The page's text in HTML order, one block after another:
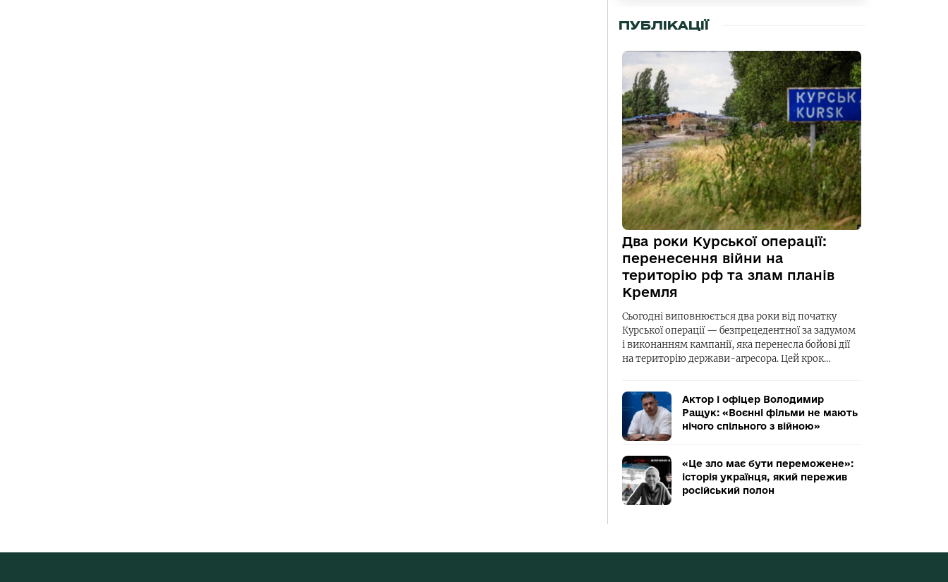
ПУБЛІКАЦІЇ
Два роки Курської операції:
перенесення війни на
територію рф та злам планів
Кремля
Сьогодні виповнюється два роки від початку
Курської операції — безпрецедентної за задумом
і виконанням кампанії, яка перенесла бойові дії
на територію держави-агресора. Цей крок…
Актор і офіцер Володимир
Ращук: «Воєнні фільми не мають
нічого спільного з війною»
«Це зло має бути переможене»:
історія українця, який пережив
російський полон